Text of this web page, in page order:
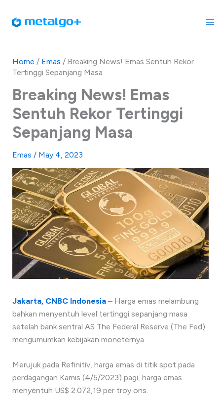
Home / Emas / Breaking News! Emas Sentuh Rekor
Tertinggi Sepanjang Masa
Breaking News! Emas
Sentuh Rekor Tertinggi
Sepanjang Masa
Emas / May 4, 2023
Jakarta, CNBC Indonesia– Harga emas melambung
bahkan menyentuh level tertinggi sepanjang masa
setelah bank sentral AS The Federal Reserve (The Fed)
mengumumkan kebijakan moneternya.
Merujuk pada Refinitiv, harga emas di titik spot pada
perdagangan Kamis (4/5/2023) pagi, harga emas
menyentuh US$ 2.072,19 per troy ons.